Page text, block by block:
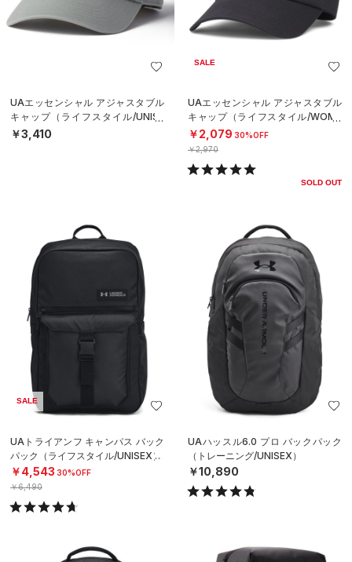
UAエッセンシャル アジャスタブル
キャップ（ライフスタイル/UNISE
X）
￥3,410
SALE
UAエッセンシャル アジャスタブル
キャップ（ライフスタイル/WOME
N）
￥2,079 30%OFF
￥2,970
SOLD OUT
SALE
UAトライアンフ キャンパス バック
パック（ライフスタイル/UNISEX）
￥4,543 30%OFF
￥6,490
UAハッスル6.0 プロ バックパック
（トレーニング/UNISEX）
￥10,890